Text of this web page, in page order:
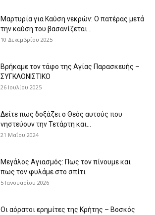
Μαρτυρία για Καύση νεκρών: Ο πατέρας μετά
την καύση του βασανίζεται...
10 Δεκεμβρίου 2025
Βρήκαμε τον τάφο της Αγίας Παρασκευής –
ΣΥΓΚΛΟΝΙΣΤΙΚΟ
26 Ιουλίου 2025
Δείτε πως δοξάζει ο Θεός αυτούς που
νηστεύουν την Τετάρτη και...
21 Μαΐου 2024
Μεγάλος Αγιασμός: Πως τον πίνουμε και
πως τον φυλάμε στο σπίτι
5 Ιανουαρίου 2026
Οι αόρατοι ερημίτες της Κρήτης – Βοσκός